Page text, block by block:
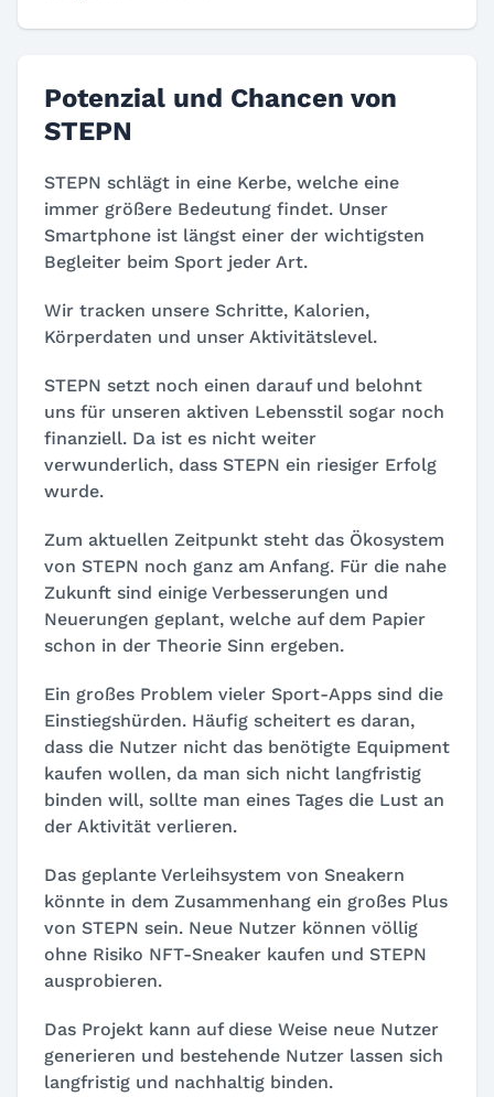
Potenzial und Chancen von
STEPN
STEPN schlägt in eine Kerbe, welche eine
immer größere Bedeutung findet. Unser
Smartphone ist längst einer der wichtigsten
Begleiter beim Sport jeder Art.
Wir tracken unsere Schritte, Kalorien,
Körperdaten und unser Aktivitätslevel.
STEPN setzt noch einen darauf und belohnt
uns für unseren aktiven Lebensstil sogar noch
finanziell. Da ist es nicht weiter
verwunderlich, dass STEPN ein riesiger Erfolg
wurde.
Zum aktuellen Zeitpunkt steht das Ökosystem
von STEPN noch ganz am Anfang. Für die nahe
Zukunft sind einige Verbesserungen und
Neuerungen geplant, welche auf dem Papier
schon in der Theorie Sinn ergeben.
Ein großes Problem vieler Sport-Apps sind die
Einstiegshürden. Häufig scheitert es daran,
dass die Nutzer nicht das benötigte Equipment
kaufen wollen, da man sich nicht langfristig
binden will, sollte man eines Tages die Lust an
der Aktivität verlieren.
Das geplante Verleihsystem von Sneakern
könnte in dem Zusammenhang ein großes Plus
von STEPN sein. Neue Nutzer können völlig
ohne Risiko NFT-Sneaker kaufen und STEPN
ausprobieren.
Das Projekt kann auf diese Weise neue Nutzer
generieren und bestehende Nutzer lassen sich
langfristig und nachhaltig binden.